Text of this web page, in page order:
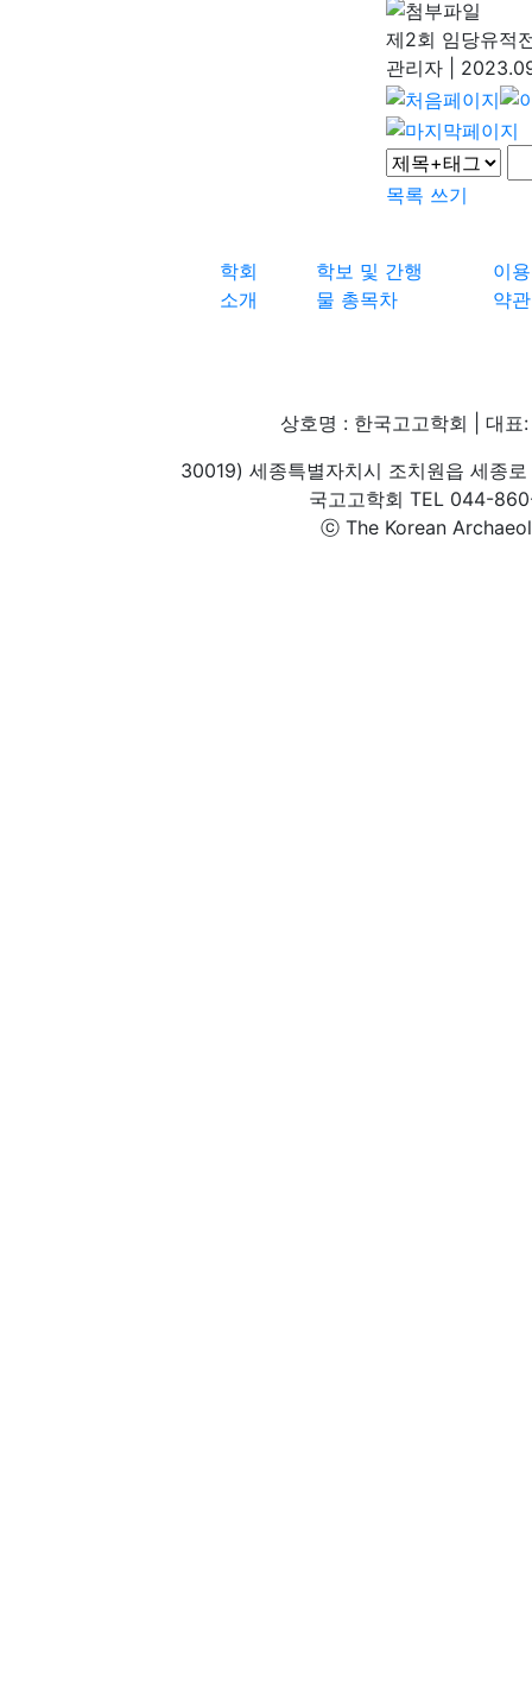
제2회 임당유적
관리자
목록 쓰기
학회
소개
학보 및 간행
물 총목차
이용
약관
상호명 : 한국고고학회 | 대
30019) 세종특별자치시 조치원읍 세종
국고고학회 TEL 044-
ⓒ The Korean